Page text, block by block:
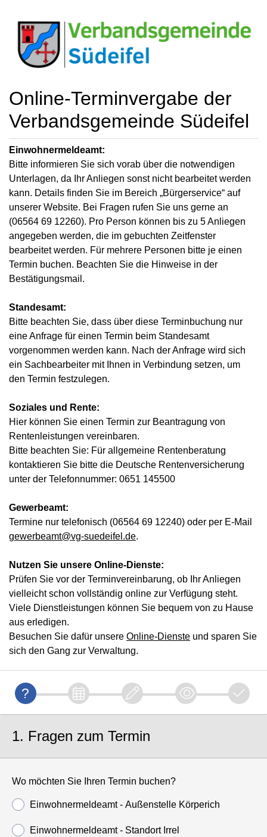
Online-Terminvergabe der
Verbandsgemeinde Südeifel
Einwohnermeldeamt:
Bitte informieren Sie sich vorab über die notwendigen
Unterlagen, da Ihr Anliegen sonst nicht bearbeitet werden
kann. Details finden Sie im Bereich „Bürgerservice“ auf
unserer Website. Bei Fragen rufen Sie uns gerne an
(06564 69 12260). Pro Person können bis zu 5 Anliegen
angegeben werden, die im gebuchten Zeitfenster
bearbeitet werden. Für mehrere Personen bitte je einen
Termin buchen. Beachten Sie die Hinweise in der
Bestätigungsmail.
Standesamt:
Bitte beachten Sie, dass über diese Terminbuchung nur
eine Anfrage für einen Termin beim Standesamt
vorgenommen werden kann. Nach der Anfrage wird sich
ein Sachbearbeiter mit Ihnen in Verbindung setzen, um
den Termin festzulegen.
Soziales und Rente:
Hier können Sie einen Termin zur Beantragung von
Rentenleistungen vereinbaren.
Bitte beachten Sie: Für allgemeine Rentenberatung
kontaktieren Sie bitte die Deutsche Rentenversicherung
unter der Telefonnummer: 0651 145500
Gewerbeamt:
Termine nur telefonisch (06564 69 12240) oder per E-Mail
gewerbeamt@vg-suedeifel.de.
Nutzen Sie unsere Online-Dienste:
Prüfen Sie vor der Terminvereinbarung, ob Ihr Anliegen
vielleicht schon vollständig online zur Verfügung steht.
Viele Dienstleistungen können Sie bequem von zu Hause
aus erledigen.
Besuchen Sie dafür unsere Online-Dienste und sparen Sie
sich den Gang zur Verwaltung.
1. Fragen zum Termin
Wo möchten Sie Ihren Termin buchen?
Einwohnermeldeamt - Außenstelle Körperich
Einwohnermeldeamt - Standort Irrel